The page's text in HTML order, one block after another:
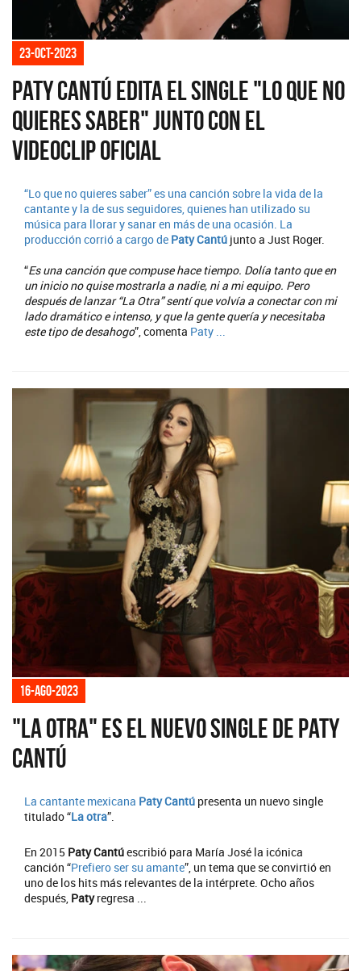
23-oct-2023
Paty Cantú edita el single "Lo que no
quieres saber" junto con el
videoclip oficial
“Lo que no quieres saber” es una canción sobre la vida de la
cantante y la de sus seguidores, quienes han utilizado su
música para llorar y sanar en más de una ocasión. La
producción corrió a cargo de Paty Cantú junto a Just Roger.
“Es una canción que compuse hace tiempo. Dolía tanto que en
un inicio no quise mostrarla a nadie, ni a mi equipo. Pero
después de lanzar “La Otra” sentí que volvía a conectar con mi
lado dramático e intenso, y que la gente quería y necesitaba
este tipo de desahogo”, comenta Paty ...
16-ago-2023
"La otra" es el nuevo single de Paty
Cantú
La cantante mexicana Paty Cantú presenta un nuevo single
titulado “La otra”.
En 2015 Paty Cantúescribió para María José la icónica
canción “Prefiero ser su amante”, un tema que se convirtió en
uno de los hits más relevantes de la intérprete. Ocho años
después, Patyregresa ...